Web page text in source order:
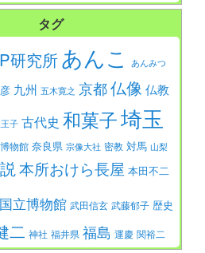
タグ
研究所あんこ あんみつ
九州 五木寛之 京都仏像 仏教
子 古代史 和菓子埼玉
物館 奈良県 宗像大社 密教 対馬 山梨
本所おけら長屋 本田不二
立博物館 武田信玄 武藤郁子 歴史
二 神社 福井県 福島 運慶 関裕二